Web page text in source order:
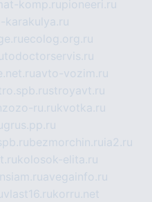
komp.rupioneeri.ru
karakulya.ru
ecolog.org.ru
avto-vozim.ru
stroyavt.ru
ru.rukvotka.ru
bezmorchin.ru ia2.ru
kolosok-elita.ru
insiam.ruavegainfo.ru
vlast16.rukorru.net